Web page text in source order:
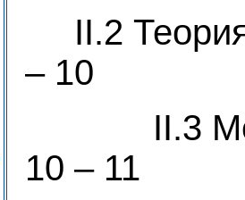
II.2
– 10
II.3
10 – 11